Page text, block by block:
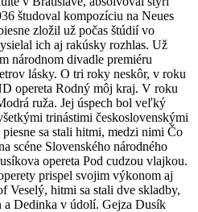
študoval kompozíciu na Neues
zložil už počas štúdií vo
ich aj rakúsky rozhlas. Už
národnom divadle premiéru
lásky. O tri roky neskôr, v roku
opereta Rodný môj kraj. V roku
ruža. Jej úspech bol veľký
trinástimi československými
sa stali hitmi, medzi nimi Čo
scéne Slovenského národného
opereta Pod cudzou vlajkou.
prispel svojim výkonom aj
Veselý, hitmi sa stali dve skladby,
a Dedinka v údolí. Gejza Dusík